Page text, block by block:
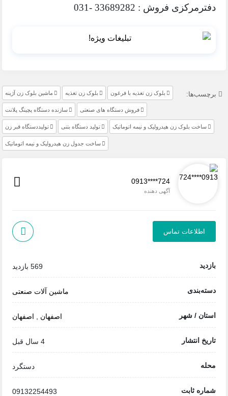
دفترمرکزی فروش : 33689282 -031
برچسب‌ها: بلوک زن تغذیه با فرغون بلوک زن تغذیه ماشین بلوک زن آژینه
فروش دستگاه های صنعتی سازنده دستگاه پچینگ پلانت
ساخت بلوک زن هیدرولیک و نیمه اتوماتیک تولید دستگاه بتنی تولیددستگاه قبر زن
ساخت جدول زن هیدرولیک و نیمه اتوماتیک
0913****724
آگهی دهنده
اطلاعات تماس
بازدید 569 بازدید
دسته‌بندی ماشین آلات صنعتی
استان / شهر اصفهان اصفهان
تاریخ انتشار 4 سال قبل
محله دستگرد
شماره ثابت 09132254493